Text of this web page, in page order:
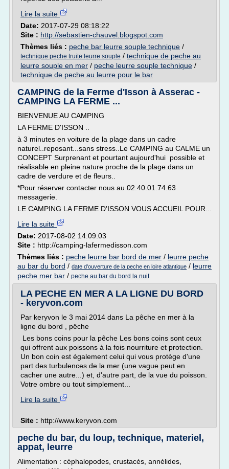
Lire la suite
Date: 2017-07-29 08:18:22
Site : http://sebastien-chauvel.blogspot.com
Thèmes liés : peche bar leurre souple technique /
technique peche truite leurre souple / technique de peche au
leurre souple en mer / peche leurre souple technique /
technique de peche au leurre pour le bar
CAMPING de la Ferme d'Isson à Asserac -
CAMPING LA FERME ...
BIENVENUE AU CAMPING
LA FERME D'ISSON ..
à 3 minutes en voiture de la plage dans un cadre
naturel..reposant...sans stress..Le CAMPING au CALME un
CONCEPT Surprenant et pourtant aujourd'hui possible et
réalisable en pleine nature proche de la plage dans un
cadre de verdure et de fleurs..
*Pour réserver contacter nous au 02.40.01.74.63
messagerie.
LE CAMPING LA FERME D'ISSON VOUS ACCUEIL POUR...
Lire la suite
Date: 2017-08-02 14:09:03
Site : http://camping-lafermedisson.com
Thèmes liés : peche leurre bar bord de mer / leurre peche
au bar du bord / date d'ouverture de la peche en loire atlantique / leurre
peche mer bar / peche au bar du bord la nuit
LA PECHE EN MER A LA LIGNE DU BORD
- keryvon.com
Par keryvon le 3 mai 2014 dans La pêche en mer à la
ligne du bord , pêche
Les bons coins pour la pêche Les bons coins sont ceux
qui offrent aux poissons à la fois nourriture et protection.
Un bon coin est également celui qui vous protège d'une
part des turbulences de la mer (une vague peut en
cacher une autre...) et, d'autre part, de la vue du poisson.
Votre ombre ou tout simplement...
Lire la suite
Site : http://www.keryvon.com
peche du bar, du loup, technique, materiel,
appat, leurre
Alimentation : céphalopodes, crustacés, annélides,